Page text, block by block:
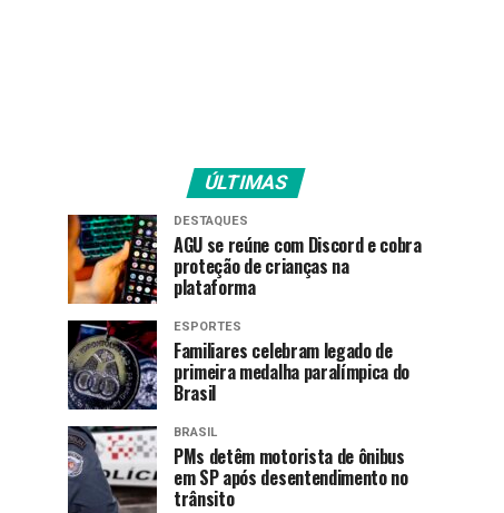
ÚLTIMAS
DESTAQUES
AGU se reúne com Discord e cobra
proteção de crianças na
plataforma
ESPORTES
Familiares celebram legado de
primeira medalha paralímpica do
Brasil
BRASIL
PMs detêm motorista de ônibus
em SP após desentendimento no
trânsito